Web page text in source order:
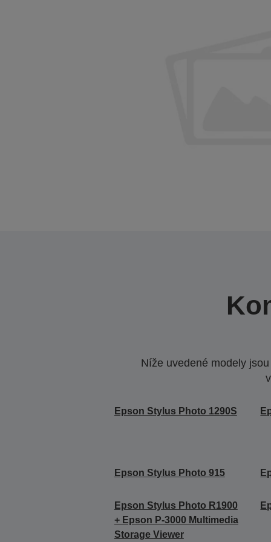
Níže uvedené modely
Epson Stylus Photo 1290S
Epson Stylus Photo 915
Epson Stylus Photo R1900
+ Epson P-3000 Multimedia
Storage Viewer